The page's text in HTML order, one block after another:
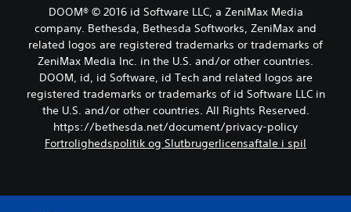
DOOM® © 2016 id Software LLC, a ZeniMax Media
company. Bethesda, Bethesda Softworks, ZeniMax and
related logos are registered trademarks or trademarks of
ZeniMax Media Inc. in the U.S. and/or other countries.
DOOM, id, id Software, id Tech and related logos are
registered trademarks or trademarks of id Software LLC in
the U.S. and/or other countries. All Rights Reserved.
https://bethesda.net/document/privacy-policy
Fortrolighedspolitik og Slutbrugerlicensaftale i spil